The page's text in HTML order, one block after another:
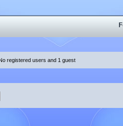
registered users and 1 guest